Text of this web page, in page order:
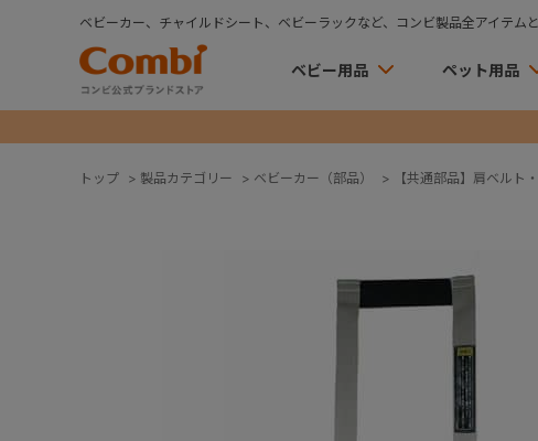
ベビーカー、チャイルドシート、ベビーラックなど、コンビ製品全アイテム
ベビー用品 ペット用品
トップ > 製品カテゴリー > ベビーカー（部品） > 【共通部品】肩ベルト